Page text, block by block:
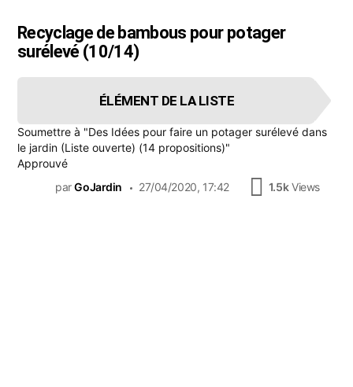
Recyclage de bambous pour potager
surélevé (10/14)
ÉLÉMENT DE LA LISTE
Soumettre à "Des Idées pour faire un potager surélevé dans
le jardin (Liste ouverte) (14 propositions)"
Approuvé
par GoJardin 27/04/2020, 17:42 1.5k Views